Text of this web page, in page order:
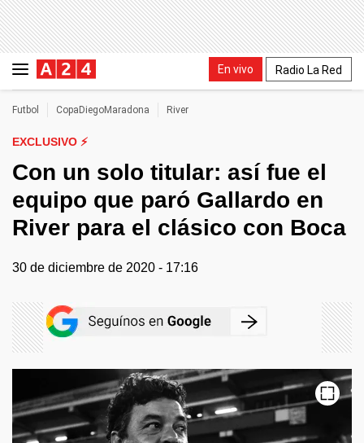
En vivo Radio La Red
Futbol CopaDiegoMaradona River
EXCLUSIVO ⚡
Con un solo titular: así fue el
equipo que paró Gallardo en
River para el clásico con Boca
30 de diciembre de 2020 - 17:16